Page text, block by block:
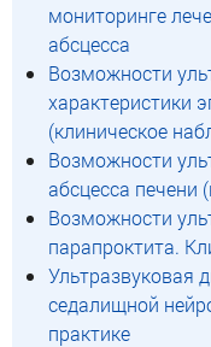
мониторинге
абсцесса
Возможности
характеристики
(клиническое
Возможности
абсцесса печени
Возможности
парапроктита.
Ультразвуковая
седалищной
практике